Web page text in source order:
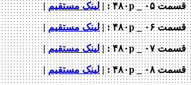
قسمت ۰۵ _ ۴۸۰p : | لینک مستقیم|
قسمت ۰۶ _ ۴۸۰p : | لینک مستقیم|
قسمت ۰۷ _ ۴۸۰p : | لینک مستقیم|
قسمت ۰۸ _ ۴۸۰p : | لینک مستقیم|